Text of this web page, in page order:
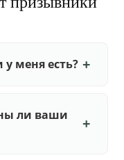
меня есть?
ли ваши